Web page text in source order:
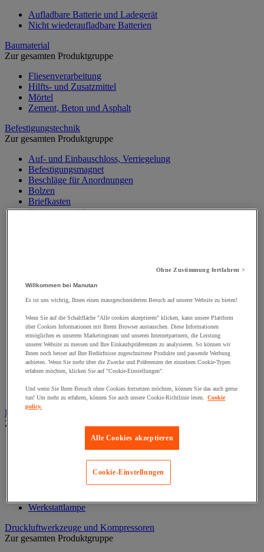
Aufladbare Batterie und Ladegerät
Nicht wiederaufladbare Batterien
Baumaterial
Zur gesamten Produktgruppe
Fliesenverarbeitung
Hilfts- und Zusatzmittel
Mörtel
Zement, Beton und Asphalt
Befestigungstechnik
Zur gesamten Produktgruppe
Auf- und Einbauschloss, Verriegelung
Befestigungsmagnet
Beschläge für Anordnungen
Bolzen
Briefkasten
Dichtung und Sprengring
Schließknopf und abschließbarer Griff
Schraube
Spitzen, Nägel und Heftklammern
Stifte und Dübel
Tür-, Fenster- und Möbelgriff
Türbänder und-Türangeln
Unterlegscheiben
Verbindungsstück, Einlage, Feder und Gewindeeinsatz
Zubehör für Türen, Fenster und Tore
Beleuchtung
Zur gesamten Produktgruppe
Baustellenscheinwerfer
Innen- und Außenbeleuchtung
Werkstattlampe
Druckluftwerkzeuge und Kompressoren
Zur gesamten Produktgruppe
Ohne Zustimmung fortfahren >
Willkommen bei Manutan
Es ist uns wichtig, Ihnen einen massgeschneiderten Besuch auf unserer Website zu bieten!
Wenn Sie auf die Schaltfläche "Alle cookies akzeptieren" klicken, kann unsere Plattform
über Cookies Informationen mit Ihrem Browser austauschen. Diese Informationen
ermöglichen es unserem Marketingteam und unseren Internetpartnern, die Leistung
unserer Website zu messen und Ihre Einkaufspräferenzen zu analysieren. So können wir
Ihnen noch besser auf Ihre Bedürfnisse zugeschnittene Produkte und passende Werbung
anbieten. Wenn Sie mehr über die Zwecke und Präferenzen der einzelnen Cookie-Typen
erfahren möchten, klicken Sie auf "Cookie-Einstellungen".
Und wenn Sie Ihren Besuch ohne Cookies fortsetzen möchten, können Sie das auch gerne
tun! Um mehr zu erfahren, können Sie auch unsere Cookie-Richtlinie lesen. Cookie
policy.
Alle Cookies akzeptieren
Cookie-Einstellungen